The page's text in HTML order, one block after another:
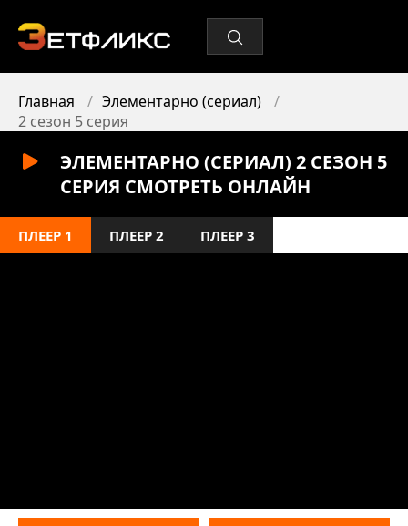
Главная
Элементарно (сериал)
2 сезон 5 серия
ЭЛЕМЕНТАРНО (СЕРИАЛ) 2 СЕЗОН 5
СЕРИЯ СМОТРЕТЬ ОНЛАЙН
ПЛЕЕР 1 ПЛЕЕР 2 ПЛЕЕР 3